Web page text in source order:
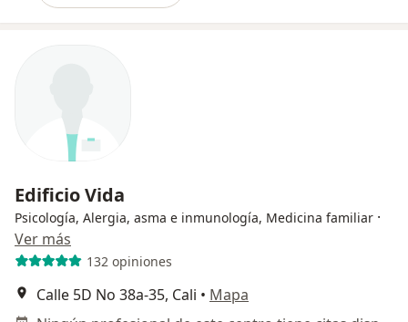
Edificio Vida
Psicología, Alergia, asma e inmunología, Medicina familiar ·
Ver más
132 opiniones
Calle 5D No 38a-35, Cali • Mapa